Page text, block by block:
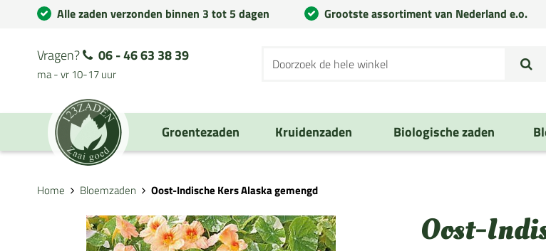
Alle zaden verzonden binnen 3 tot 5 dagen Grootste assortiment van Nederland e.o.
Vragen? 06 - 46 63 38 39
ma - vr 10-17 uur
Groentezaden Kruidenzaden Biologische zaden
Home Bloemzaden Oost-Indische Kers Alaska gemengd
Oost-